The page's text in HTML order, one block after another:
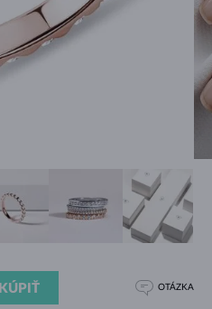
KÚPIŤ OTÁZKA